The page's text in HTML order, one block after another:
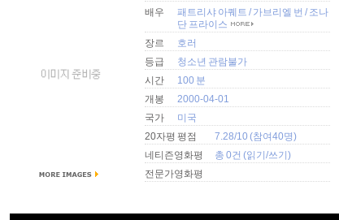
배우
패트리샤 아퀘트 /가브리엘 번 /조나
단 프라이스
장르
호러
등급
청소년 관람불가
시간
100 분
개봉
2000-04-01
국가
미국
20자평 평점
7.28/10 (참여40명)
네티즌영화평
총 0건 (읽기 /쓰기 )
전문가영화평